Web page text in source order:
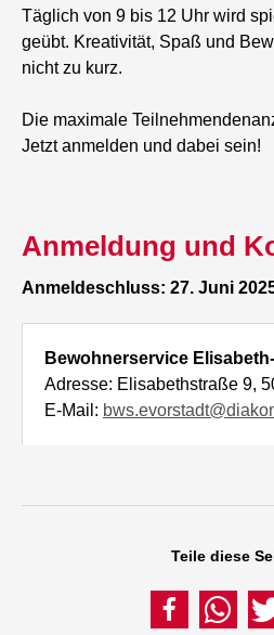
Täglich von 9 bis 12 Uhr wird
geübt. Kreativität, Spaß und
nicht zu kurz.
Die maximale
Jetzt anmelden und dabei sein!
Anmeldung und
Anmeldeschluss: 27. Juni
Bewohnerservice
Adresse: Elisabethstraße 9,
E-Mail:
Teile diese